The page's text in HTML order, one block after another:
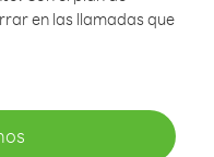
en las llamadas que